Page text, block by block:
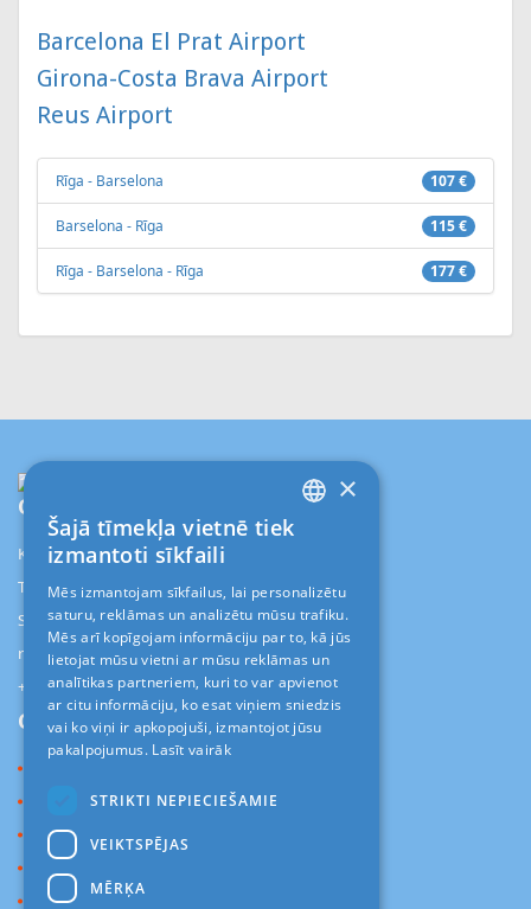
Barcelona El Prat Airport
Girona-Costa Brava Airport
Reus Airport
107 €
Rīga - Barselona
115 €
Barselona - Rīga
177 €
Rīga - Barselona - Rīga
Contact
Kr.Barona 88/1-114d, Rīga, LV-1001
TŪRISMA AĢENTŪRA "ALANI"
SIA "ALANI"
reg.nr 40103407265
+371 26228085
CustomerSupport
Lietošanas noteikumi
News
ENGLISH
×
Šajā tīmekļa vietnē tiek
izmantoti sīkfaili
Mēs izmantojam sīkfailus, lai personalizētu
saturu, reklāmas un analizētu mūsu trafiku.
Mēs arī kopīgojam informāciju par to, kā jūs
lietojat mūsu vietni ar mūsu reklāmas un
analītikas partneriem, kuri to var apvienot
ar citu informāciju, ko esat viņiem sniedzis
vai ko viņi ir apkopojuši, izmantojot jūsu
pakalpojumus. Lasīt vairāk
STRIKTI NEPIECIEŠAMIE
VEIKTSPĒJAS
MĒRĶA